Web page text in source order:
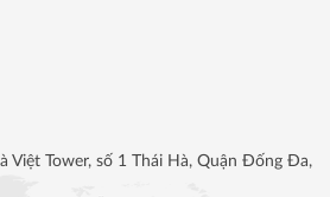
Việt Tower, số 1 Thái Hà, Quận Đống Đa,